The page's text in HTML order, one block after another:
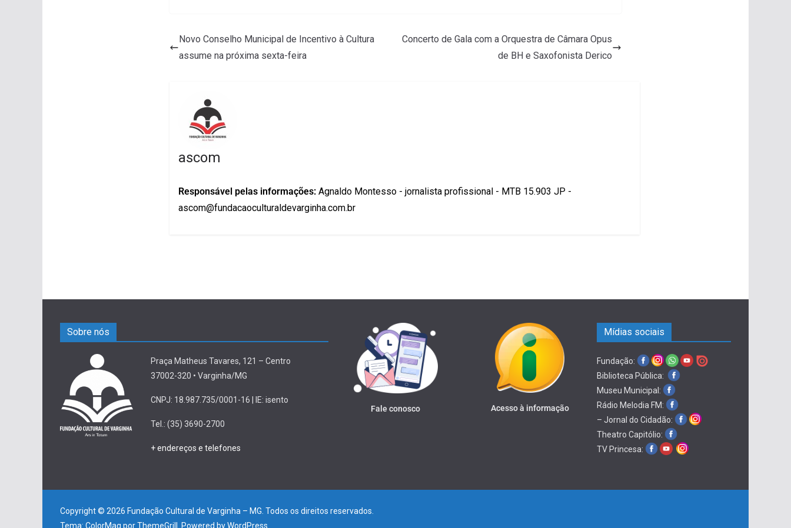
Novo Conselho Municipal de Incentivo à Cultura
assume na próxima sexta-feira
Concerto de Gala com a Orquestra de Câmara Opus
de BH e Saxofonista Derico
ascom
Responsável pelas informações: Agnaldo Montesso - jornalista profissional - MTB 15.903 JP -
ascom@fundacaoculturaldevarginha.com.br
Sobre nós
Praça Matheus Tavares, 121 – Centro
37002-320 • Varginha/MG
CNPJ: 18.987.735/0001-16 | IE: isento
Tel.: (35) 3690-2700
+ endereços e telefones
Fale conosco Acesso à informação
Mídias sociais
Fundação:
Biblioteca Pública:
Museu Municipal:
Rádio Melodia FM:
– Jornal do Cidadão:
Theatro Capitólio:
TV Princesa:
Copyright © 2026 Fundação Cultural de Varginha – MG . Todos os direitos reservados.
Tema: ColorMag por ThemeGrill. Powered byWordPress